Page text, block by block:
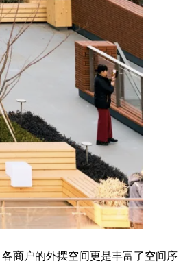
商户的外摆空间更是丰富了空间序